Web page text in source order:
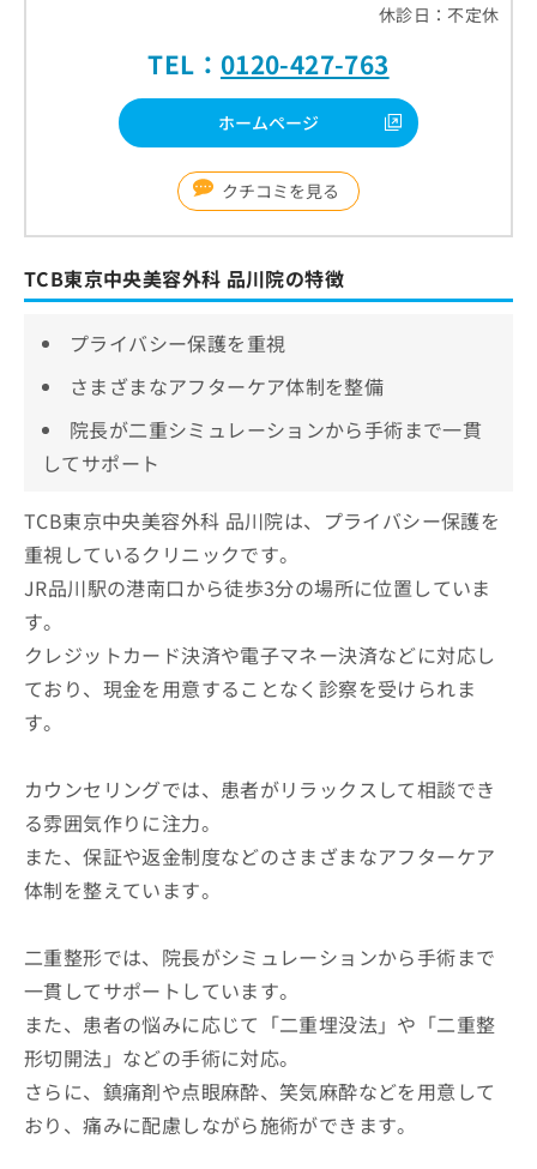
休診日：不定休
TEL： 0120-427-763
ホームページ
クチコミを見る
TCB東京中央美容外科 品川院の特徴
プライバシー保護を重視
さまざまなアフターケア体制を整備
院長が二重シミュレーションから手術まで一貫
してサポート
TCB東京中央美容外科 品川院は、プライバシー保護を
重視しているクリニックです。
JR品川駅の港南口から徒歩3分の場所に位置していま
す。
クレジットカード決済や電子マネー決済などに対応し
ており、現金を用意することなく診察を受けられま
す。
カウンセリングでは、患者がリラックスして相談でき
る雰囲気作りに注力。
また、保証や返金制度などのさまざまなアフターケア
体制を整えています。
二重整形では、院長がシミュレーションから手術まで
一貫してサポートしています。
また、患者の悩みに応じて「二重埋没法」や「二重整
形切開法」などの手術に対応。
さらに、鎮痛剤や点眼麻酔、笑気麻酔などを用意して
おり、痛みに配慮しながら施術ができます。